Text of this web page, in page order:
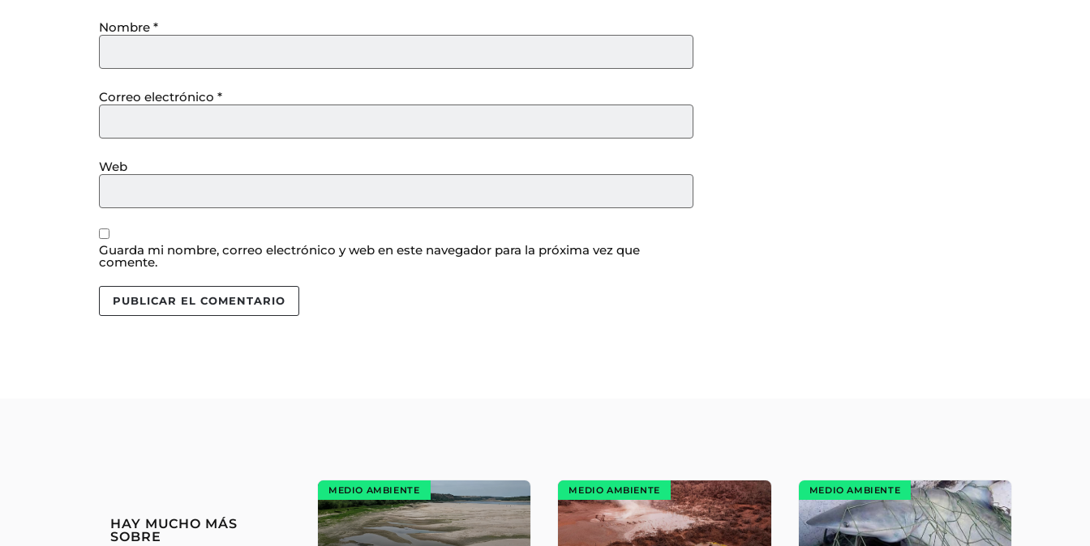
Nombre *
Correo electrónico *
Web
Guarda mi nombre, correo electrónico y web en este navegador para la próxima vez que
comente.
HAY MUCHO MÁS
SOBRE
MEDIO AMBIENTE MEDIO AMBIENTE MEDIO AMBIENTE